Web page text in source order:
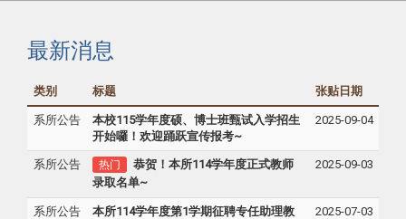
最新消息
类别 标题 张贴日期
系所公告
本校115学年度硕、博士班甄试入学招生
开始囉！欢迎踊跃宣传报考~
2025-09-04
系所公告 热门
恭贺！本所114学年度正式教师
录取名单~
2025-09-03
系所公告
本所114学年度第1学期征聘专任助理教
2025-07-03